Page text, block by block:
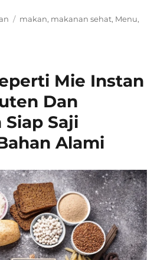
Tags
makan, makanan sehat, Menu,
Mie Instan
Dan
Saji
Alami